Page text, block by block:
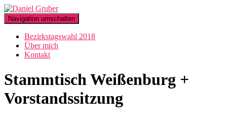
Navigation umschalten
Bezirkstagswahl 2018
Über mich
Kontakt
Stammtisch Weißenburg +
Vorstandssitzung